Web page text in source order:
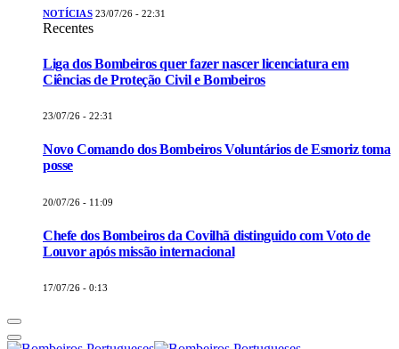
NOTÍCIAS 23/07/26 - 22:31
Recentes
Liga dos Bombeiros quer fazer nascer licenciatura em
Ciências de Proteção Civil e Bombeiros
23/07/26 - 22:31
Novo Comando dos Bombeiros Voluntários de Esmoriz toma
posse
20/07/26 - 11:09
Chefe dos Bombeiros da Covilhã distinguido com Voto de
Louvor após missão internacional
17/07/26 - 0:13